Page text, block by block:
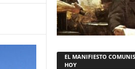
EL MANIFIESTO
HOY